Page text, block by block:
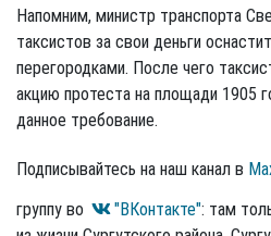
Напомним, министр транспорта
таксистов за свои деньги
перегородками. После чего
акцию протеста на площади 1905
данное требование.
Подписывайтесь на наш канал в
группу во
"ВКонтакте": там